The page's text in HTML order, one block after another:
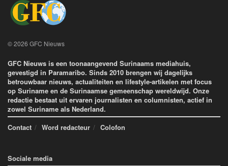
© 2026 GFC Nieuws
GFC Nieuws is een toonaangevend Surinaams mediahuis,
gevestigd in Paramaribo. Sinds 2010 brengen wij dagelijks
betrouwbaar nieuws, actualiteiten en lifestyle-artikelen met focus
op Suriname en de Surinaamse gemeenschap wereldwijd. Onze
redactie bestaat uit ervaren journalisten en columnisten, actief in
zowel Suriname als Nederland.
Contact
Word redacteur Colofon
Sociale media